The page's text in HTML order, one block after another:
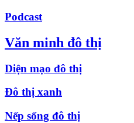
Podcast
Văn minh đô thị
Diện mạo đô thị
Đô thị xanh
Nếp sống đô thị